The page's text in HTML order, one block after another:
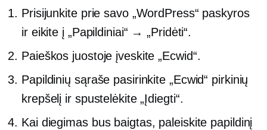
Prisijunkite prie savo „WordPress“ paskyros
ir eikite į „Papildiniai“ → „Pridėti“.
Paieškos juostoje įveskite „Ecwid“.
Papildinių sąraše pasirinkite „Ecwid“ pirkinių
krepšelį ir spustelėkite „Įdiegti“.
Kai diegimas bus baigtas, paleiskite papildinį